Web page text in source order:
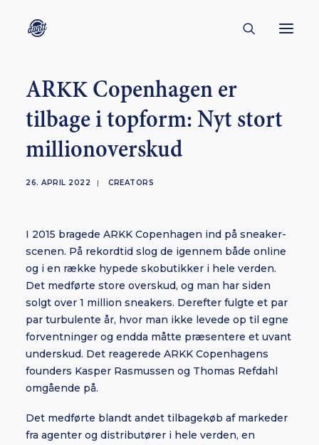
CONTACT
ABOUT
ENGLISH
BORNHOLM
SUBSCRIBE
ARKK Copenhagen er
tilbage i topform: Nyt stort
millionoverskud
26. APRIL 2022 | CREATORS
I 2015 bragede ARKK Copenhagen ind på sneaker-
scenen. På rekordtid slog de igennem både online
og i en række hypede skobutikker i hele verden.
Det medførte store overskud, og man har siden
solgt over 1 million sneakers. Derefter fulgte et par
par turbulente år, hvor man ikke levede op til egne
forventninger og endda måtte præsentere et uvant
underskud. Det reagerede ARKK Copenhagens
founders Kasper Rasmussen og Thomas Refdahl
omgående på.
Det medførte blandt andet tilbagekøb af markeder
fra agenter og distributører i hele verden, en